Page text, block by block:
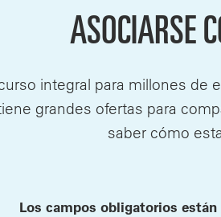
ASOCIARSE
integral para millones
grandes ofertas para
saber cómo
Los campos obligatorios